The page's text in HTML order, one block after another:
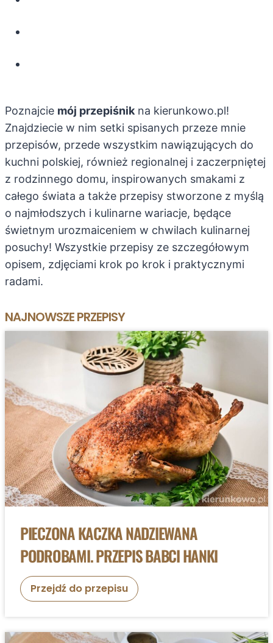
Poznajcie mój przepiśnikna kierunkowo.pl!
Znajdziecie w nim setki spisanych przeze mnie
przepisów, przede wszystkim nawiązujących do
kuchni polskiej, również regionalnej i zaczerpniętej
z rodzinnego domu, inspirowanych smakami z
całego świata a także przepisy stworzone z myślą
o najmłodszych i kulinarne wariacje, będące
świetnym urozmaiceniem w chwilach kulinarnej
posuchy! Wszystkie przepisy ze szczegółowym
opisem, zdjęciami krok po krok i praktycznymi
radami.
NAJNOWSZE PRZEPISY
PIECZONA KACZKA NADZIEWANA
PODROBAMI. PRZEPIS BABCI HANKI
Przejdź do przepisuP
i
c